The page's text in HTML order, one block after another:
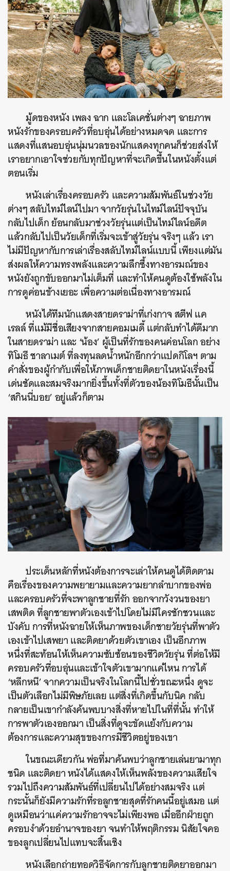
มู้ดของหนัง เพลง ฉาก และโลเคชั่นต่างๆ ฉายภาพ
หนังรักของครอบครัวที่อบอุ่นได้อย่างหมดจด และการ
แสดงที่แสนอบอุ่นนุ่มนวลของนักแสดงทุกคนก็ช่วยส่งให้
เราอยากเอาใจช่วยกับทุกปัญหาที่จะเกิดขึ้นในหนังตั้งแต่
ตอนเริ่ม
หนังเล่าเรื่องครอบครัว และความสัมพันธ์ในช่วงวัย
ต่างๆ สลับไทม์ไลน์ไปมา จากวัยรุ่นในไทม์ไลน์ปัจจุบัน
กลับไปเด็ก ย้อนกลับมาช่วงวัยรุ่นแต่เป็นไทม์ไลน์อดีต
แล้วกลับไปเป็นวัยเด็กที่เริ่มจะเข้าสู่วัยรุ่น จริงๆ แล้ว เรา
ไม่มีปัญหากับการเล่าเรื่องสลับไทม์ไลน์แบบนี้ เพียงแต่มัน
ส่งผลให้ความทรงพลังและความลึกซึ้งทางอารมณ์ของ
หนังยังถูกขับออกมาไม่เต็มที่ และทำให้คนดูต้องใช้พลังใน
การดูค่อนข้างเยอะ เพื่อความต่อเนื่องทางอารมณ์
หนังได้ทีมนักแสดงสายดราม่าที่เก่งกาจ สตีฟ แค
เรลล์ ที่แม้มีชื่อเสียงจากสายคอมเมดี้ แต่กลับทำได้ดีมาก
ในสายดราม่า และ ‘น้อง’ ผู้เป็นที่รักของคนค่อนโลก อย่าง
ทิโมธี ชาลาเมต์ ที่ลงทุนลดน้ำหนักอีกกว่าแปดกิโลฯ ตาม
คำสั่งของผู้กำกับเพื่อให้ภาพเด็กชายติดยาในหนังเรื่องนี้
เด่นชัดและสมจริงมากยิ่งขึ้นทั้งที่ตัวของน้องทิโมธีนั้นเป็น
‘สกินนี่บอย’ อยู่แล้วก็ตาม
ประเด็นหลักที่หนังต้องการจะเล่าให้คนดูได้ติดตาม
คือเรื่องของความพยายามและความยากลำบากของพ่อ
และครอบครัวที่จะพาลูกชายที่รัก ออกจากวังวนของยา
เสพติด ที่ลูกชายพาตัวเองเข้าไปโดยไม่มีใครชักชวนและ
บังคับ การที่หนังฉายให้เห็นภาพของเด็กชายวัยรุ่นที่พาตัว
เองเข้าไปเสพยา และติดยาด้วยตัวเขาเอง เป็นอีกภาพ
หนึ่งที่สะท้อนให้เห็นความซับซ้อนของชีวิตวัยรุ่น ที่ต่อให้มี
ครอบครัวที่อบอุ่นและเข้าใจตัวเขามากแค่ไหน การได้
‘หลีกหนี’ จากความเป็นจริงในโลกนี้ไปชั่วขณะหนึ่ง ดูจะ
เป็นตัวเลือกไม่มีพิษภัยเลย แต่สิ่งที่เกิดขึ้นกับนิค กลับ
กลายเป็นเขากำลังค้นพบบางสิ่งที่หายไปในที่ที่นั้น ทำให้
การพาตัวเองออกมา เป็นสิ่งที่ดูจะขัดแย้งกับความ
ต้องการและความสุขของการมีชีวิตอยู่ของเขา
ในขณะเดียวกัน พ่อที่มาค้นพบว่าลูกชายเล่นยามาทุก
ชนิด และติดยา หนังได้แสดงให้เห็นพลังของความเสียใจ
รวมไปถึงความสัมพันธ์ที่เปลี่ยนไปได้อย่างสมจริง แต่
กระนั้นก็ยังมีความรักที่รอลูกชายสุดที่รักคนนี้อยู่เสมอ แต่
ดูเหมือนว่าแค่ความรักอาจจะไม่เพียงพอ เมื่ออีกฝ่ายถูก
ครอบงำด้วยอำนาจของยา จนทำให้พฤติกรรม นิสัยใจคอ
ของลูกเปลี่ยนไปแทบจะสิ้นเชิง
หนังเลือกถ่ายทอดวิธีจัดการกับลูกชายติดยาออกมา